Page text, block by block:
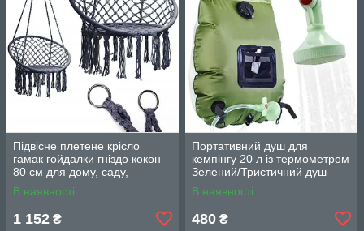
Підвісне плетене крісло
гамак гойдалки гніздо кокон
80 см для дому, саду,
балкона та тераси
В наявності
1 152 ₴
Портативний душ для
кемпінгу 20 л із термометром
Зелений/Тристичний душ
переносний з лійкою/
Польовий душ сумка
В наявності
480 ₴